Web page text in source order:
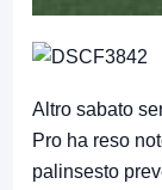
Altro sabato
Pro ha reso
palinsesto